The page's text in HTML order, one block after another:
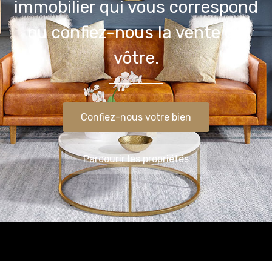
immobilier qui vous correspond
ou confiez-nous la vente du
vôtre.
Confiez-nous votre bien
Parcourir les propriétés